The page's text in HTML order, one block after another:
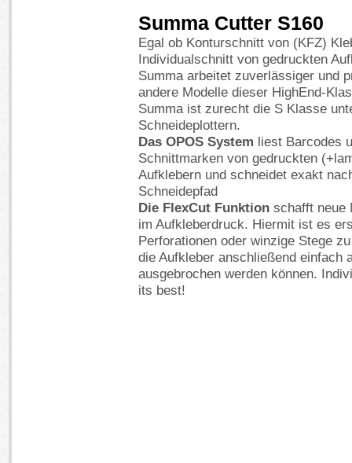
Summa Cutter S160
Egal ob Konturschnitt von (KFZ)
Individualschnitt von gedruckten
Summa arbeitet zuverlässiger und
andere Modelle dieser HighEnd-
Summa ist zurecht die S Klasse
Schneideplottern.
Das OPOS System liest Barcodes
Schnittmarken von gedruckten
Aufklebern und schneidet exakt
Schneidepfad
Die FlexCut Funktion schafft neue
im Aufkleberdruck. Hiermit ist es
Perforationen oder winzige Stege
die Aufkleber anschließend einfach
ausgebrochen werden können.
its best!